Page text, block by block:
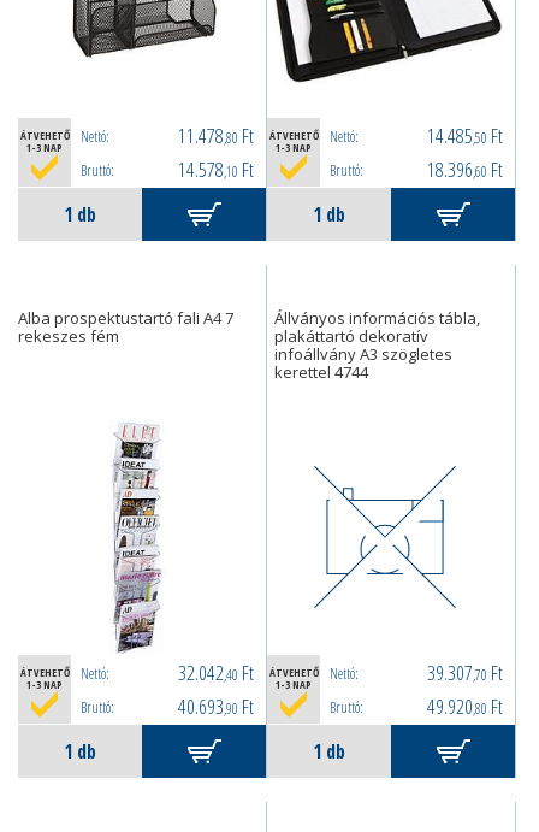
ÁTVEHETŐ
1-3 NAP
Nettó: 11.478,80 Ft
Bruttó: 14.578,10 Ft
ÁTVEHETŐ
1-3 NAP
Nettó: 14.485,50 Ft
Bruttó: 18.396,60 Ft
Alba prospektustartó fali A4 7
rekeszes fém
ÁTVEHETŐ
1-3 NAP
Nettó: 32.042,40 Ft
Bruttó: 40.693,90 Ft
Állványos információs tábla,
plakáttartó dekoratív
infoállvány A3 szögletes
kerettel 4744
ÁTVEHETŐ
1-3 NAP
Nettó: 39.307,70 Ft
Bruttó: 49.920,80 Ft